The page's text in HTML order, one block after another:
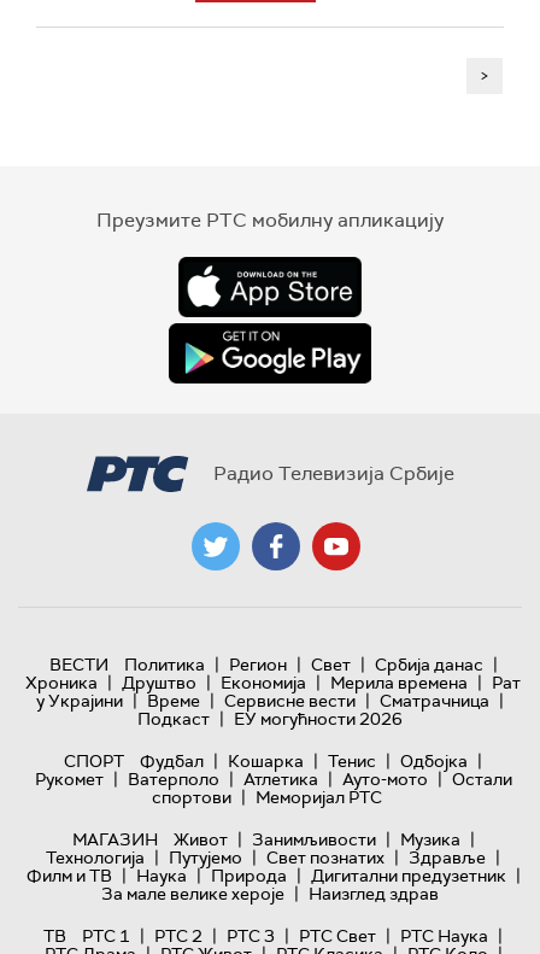
>
Преузмите РТС мобилну апликацију
Радио Телевизија Србије
ВЕСТИ Политика | Регион | Свет | Србија данас |
Хроника | Друштво | Економија | Мерила времена | Рат
у Украјини | Време | Сервисне вести | Сматрачница |
Подкаст | ЕУ могућности 2026
СПОРТ
Фудбал | Кошарка | Тенис | Одбојка |
Рукомет | Ватерполо | Атлетика | Ауто-мото | Остали
спортови | Меморијал РТС
МАГАЗИН
Живот | Занимљивости | Музика |
Технологијa | Путујемо | Свет познатих | Здравље |
Филм и ТВ | Наука | Природа | Дигитални предузетник |
За мале велике хероје | Наизглед здрав
ТВ
РТС 1 | РТС 2 | РТС 3 | РТС Свет | РТС Наука |